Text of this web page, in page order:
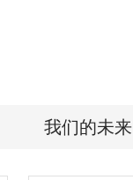
我们的未来